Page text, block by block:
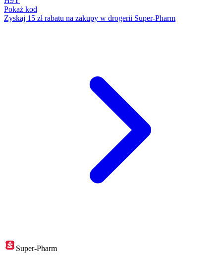
Pokaż kod
Zyskaj 15 zł rabatu na zakupy w drogerii Super-Pharm
Super-Pharm